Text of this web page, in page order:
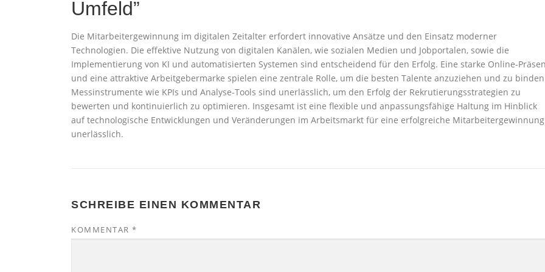
Umfeld”
Die Mitarbeitergewinnung im digitalen Zeitalter erfordert innovative Ansätze und den Einsatz moderner
Technologien. Die effektive Nutzung von digitalen Kanälen, wie sozialen Medien und Jobportalen, sowie die
Implementierung von KI und automatisierten Systemen sind entscheidend für den Erfolg. Eine starke Online-
und eine attraktive Arbeitgebermarke spielen eine zentrale Rolle, um die besten Talente anzuziehen und zu
Messinstrumente wie KPIs und Analyse-Tools sind unerlässlich, um den Erfolg der Rekrutierungsstrategien zu
bewerten und kontinuierlich zu optimieren. Insgesamt ist eine flexible und anpassungsfähige Haltung im Hinblick
auf technologische Entwicklungen und Veränderungen im Arbeitsmarkt für eine erfolgreiche Mitarbeitergewinnung
unerlässlich.
SCHREIBE EINEN KOMMENTAR
KOMMENTAR *